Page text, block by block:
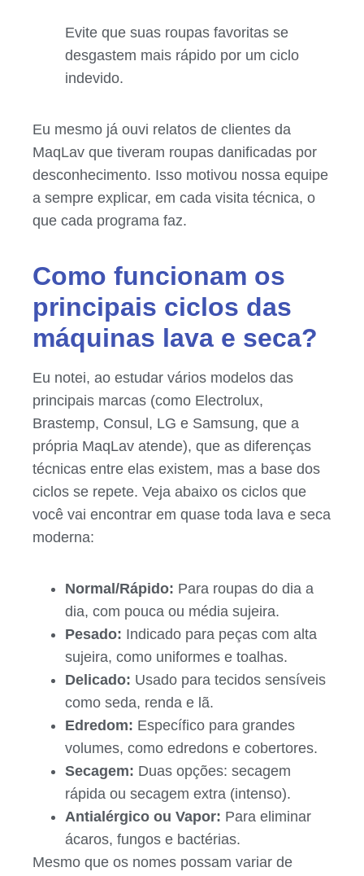
Evite que suas roupas favoritas se
desgastem mais rápido por um ciclo
indevido.
Eu mesmo já ouvi relatos de clientes da
MaqLav que tiveram roupas danificadas por
desconhecimento. Isso motivou nossa equipe
a sempre explicar, em cada visita técnica, o
que cada programa faz.
Como funcionam os
principais ciclos das
máquinas lava e seca?
Eu notei, ao estudar vários modelos das
principais marcas (como Electrolux,
Brastemp, Consul, LG e Samsung, que a
própria MaqLav atende), que as diferenças
técnicas entre elas existem, mas a base dos
ciclos se repete. Veja abaixo os ciclos que
você vai encontrar em quase toda lava e seca
moderna:
Normal/Rápido: Para roupas do dia a
dia, com pouca ou média sujeira.
Pesado: Indicado para peças com alta
sujeira, como uniformes e toalhas.
Delicado: Usado para tecidos sensíveis
como seda, renda e lã.
Edredom: Específico para grandes
volumes, como edredons e cobertores.
Secagem: Duas opções: secagem
rápida ou secagem extra (intenso).
Antialérgico ou Vapor: Para eliminar
ácaros, fungos e bactérias.
Mesmo que os nomes possam variar de